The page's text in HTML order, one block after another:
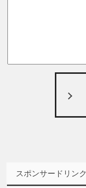
スポンサードリンク